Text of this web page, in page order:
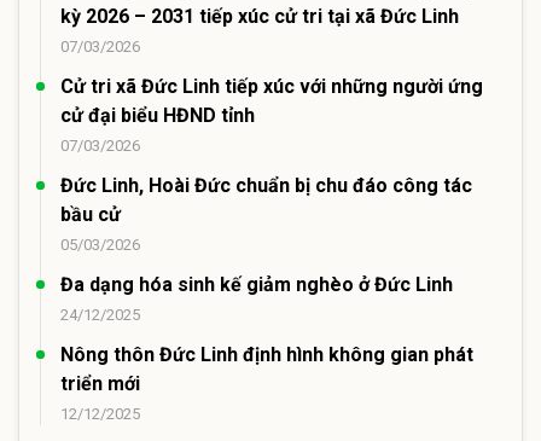
kỳ 2026 – 2031 tiếp xúc cử tri tại xã Đức Linh
07/03/2026
Cử tri xã Đức Linh tiếp xúc với những người ứng
cử đại biểu HĐND tỉnh
07/03/2026
Đức Linh, Hoài Đức chuẩn bị chu đáo công tác
bầu cử
05/03/2026
Đa dạng hóa sinh kế giảm nghèo ở Đức Linh
24/12/2025
Nông thôn Đức Linh định hình không gian phát
triển mới
12/12/2025